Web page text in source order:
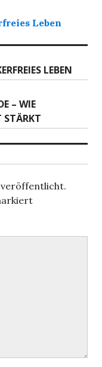
Leben
LEBEN
– WIE
STÄRKT